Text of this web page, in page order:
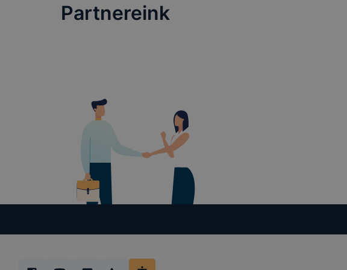
Partnereink
Felhívjuk figyelmét, hogy
folyamatainak
megakadályozása vagy
tervezettől eltérően fog